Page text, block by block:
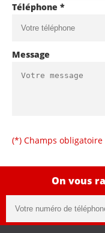
Téléphone *
Message
(*) Champs obligatoire
On vous